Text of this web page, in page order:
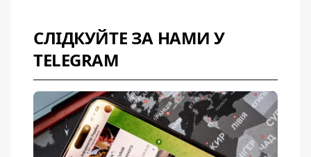
СЛІДКУЙТЕ ЗА НАМИ У
TELEGRAM